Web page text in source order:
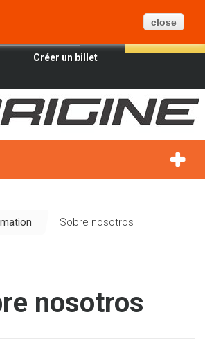
PANIER
0
Créer un billet
Sobre nosotros
nosotros
close